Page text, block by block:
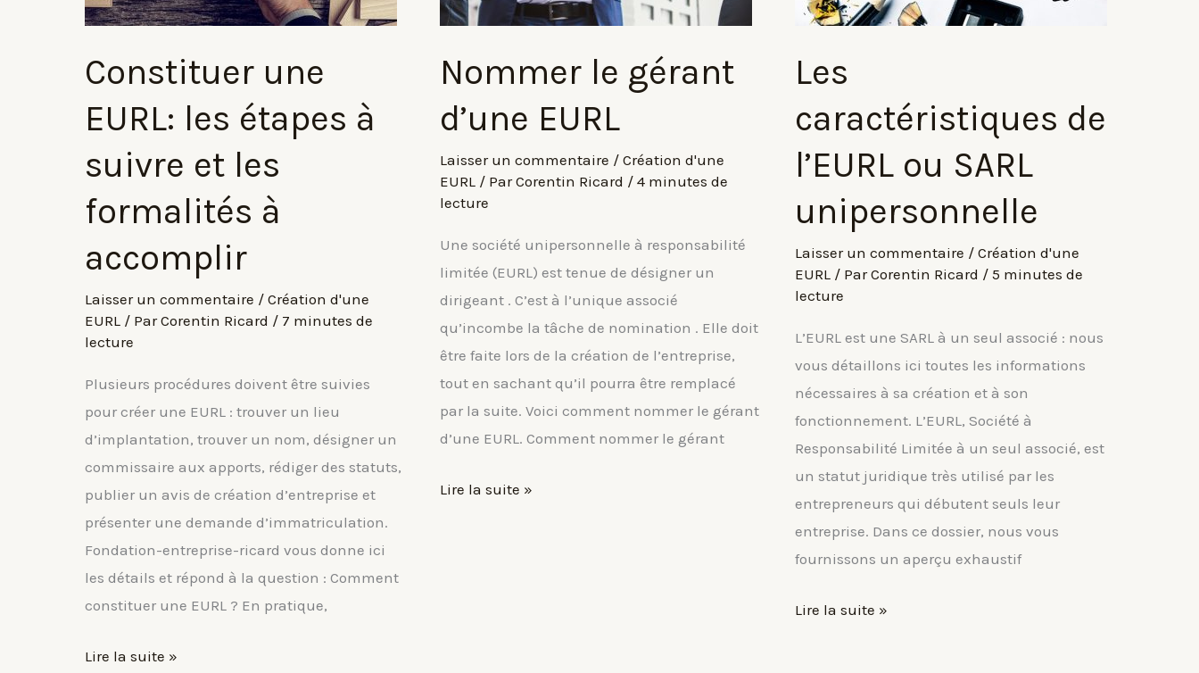
prévoir
Constituer une
EURL: les étapes à
suivre et les
formalités à
accomplir
Laisser un commentaire / Création d'une
EURL / ParCorentin Ricard / 7 minutes de
lecture
Plusieurs procédures doivent être suivies
pour créer une EURL : trouver un lieu
d’implantation, trouver un nom, désigner un
commissaire aux apports, rédiger des statuts,
publier un avis de création d’entreprise et
présenter une demande d’immatriculation.
Fondation-entreprise-ricard vous donne ici
les détails et répond à la question : Comment
constituer une EURL ? En pratique,
Constituer
Lire la suite »
Nommer le gérant
d’une EURL
Laisser un commentaire / Création d'une
EURL / ParCorentin Ricard / 4 minutes de
lecture
Une société unipersonnelle à responsabilité
limitée (EURL) est tenue de désigner un
dirigeant . C’est à l’unique associé
qu’incombe la tâche de nomination . Elle doit
être faite lors de la création de l’entreprise,
tout en sachant qu’il pourra être remplacé
par la suite. Voici comment nommer le gérant
d’une EURL. Comment nommer le gérant
Nommer
Lire la suite »
Les
caractéristiques de
l’EURL ou SARL
unipersonnelle
Laisser un commentaire / Création d'une
EURL / ParCorentin Ricard / 5 minutes de
lecture
L’EURL est une SARL à un seul associé : nous
vous détaillons ici toutes les informations
nécessaires à sa création et à son
fonctionnement. L’EURL, Société à
Responsabilité Limitée à un seul associé, est
un statut juridique très utilisé par les
entrepreneurs qui débutent seuls leur
entreprise. Dans ce dossier, nous vous
fournissons un aperçu exhaustif
Les
Lire la suite »